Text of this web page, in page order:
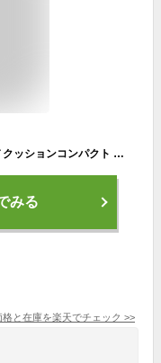
HARIAS ハリアス 公式 クッションファンデ クッションコンパクト ファンデーション ツヤ肌 カバー力 高濃度フラバンジェノール 日本製 国産 UV 紫外線 美白 保湿 シワ 改善 美容 毛穴 ナイアシンアミド
みる
格と在庫を楽天でチェック >>